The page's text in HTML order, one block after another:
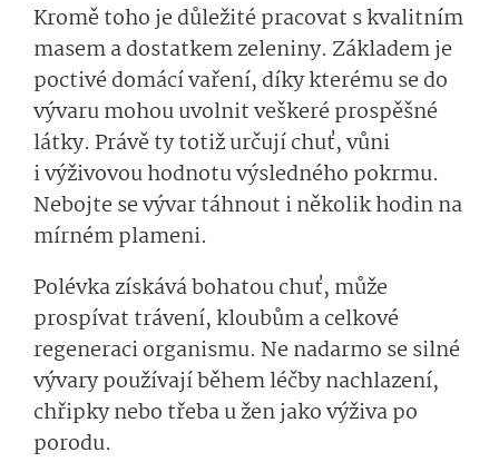
Kromě toho je důležité pracovat s kvalitním
masem a dostatkem zeleniny. Základem je
poctivé domácí vaření, díky kterému se do
vývaru mohou uvolnit veškeré prospěšné
látky. Právě ty totiž určují chuť, vůni
i výživovou hodnotu výsledného pokrmu.
Nebojte se vývar táhnout i několik hodin na
mírném plameni.
Polévka získává bohatou chuť, může
prospívat trávení, kloubům a celkové
regeneraci organismu. Ne nadarmo se silné
vývary používají během léčby nachlazení,
chřipky nebo třeba u žen jako výživa po
porodu.